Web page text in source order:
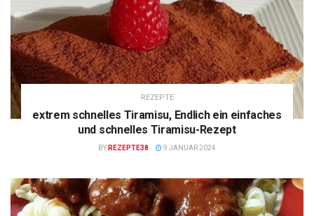
REZEPTE
extrem schnelles Tiramisu, Endlich ein einfaches
und schnelles Tiramisu-Rezept
BY REZEPTE38 9 JANUAR 2024